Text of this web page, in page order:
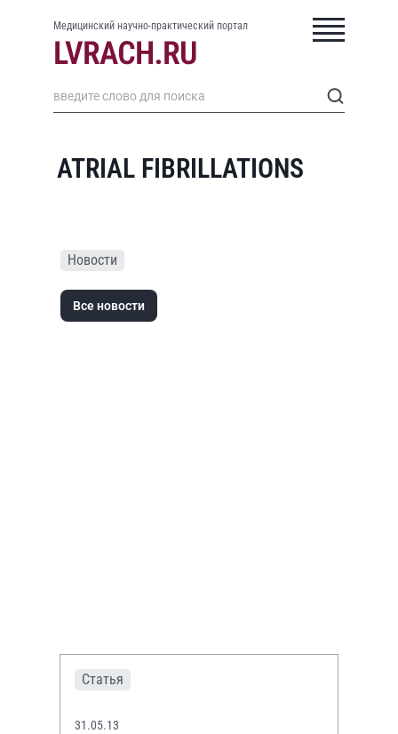
Медицинский научно-практический портал
ATRIAL FIBRILLATIONS
Новости
Все новости
Статья
31.05.13